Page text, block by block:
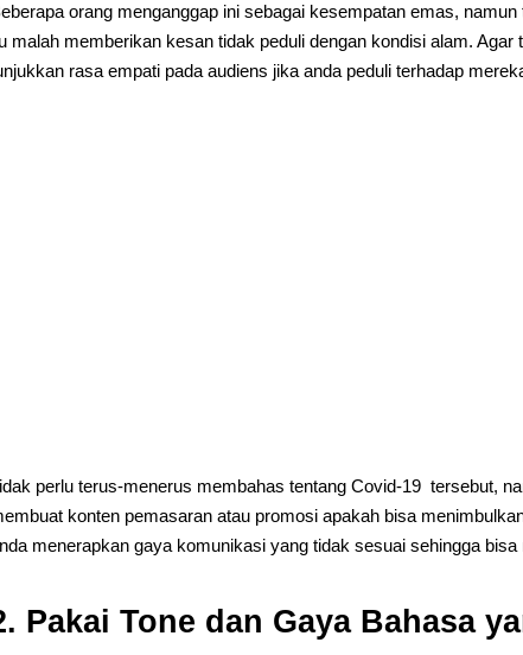
orang menganggap ini sebagai kesempatan emas,
malah memberikan kesan tidak peduli dengan kondisi alam.
rasa empati pada audiens jika anda peduli terhadap
perlu terus-menerus membahas tentang Covid-19 tersebut,
konten pemasaran atau promosi apakah bisa
menerapkan gaya komunikasi yang tidak sesuai sehingga
Pakai Tone dan Gaya Bahasa